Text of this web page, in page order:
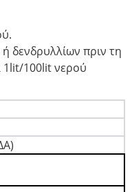
δενδρυλλίων πριν τη
1lit/100lit νερού